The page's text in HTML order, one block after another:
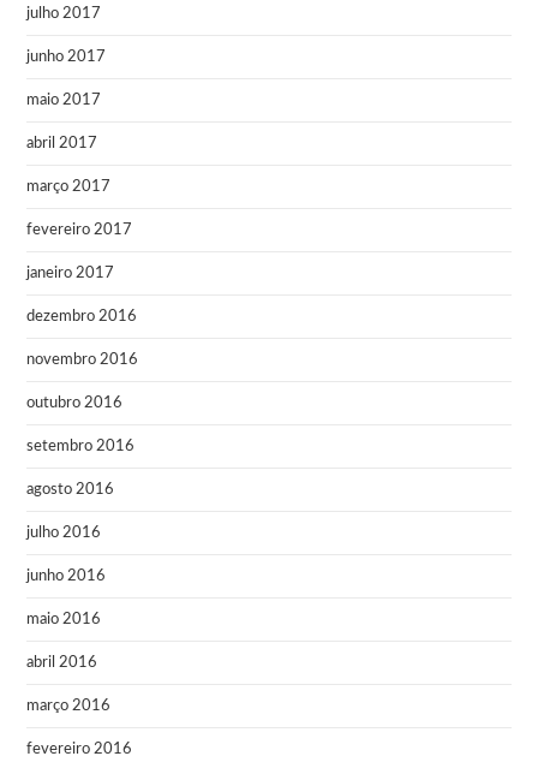
julho 2017
junho 2017
maio 2017
abril 2017
março 2017
fevereiro 2017
janeiro 2017
dezembro 2016
novembro 2016
outubro 2016
setembro 2016
agosto 2016
julho 2016
junho 2016
maio 2016
abril 2016
março 2016
fevereiro 2016